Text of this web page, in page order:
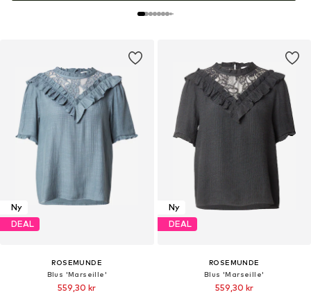
Ny
DEAL
ROSEMUNDE
Blus 'Marseille'
559,30 kr
Ny
DEAL
ROSEMUNDE
Blus 'Marseille'
559,30 kr